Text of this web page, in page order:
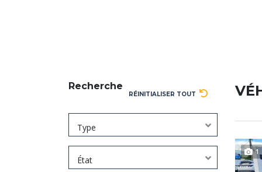
Recherche
RÉINITIALISER TOUT
Type
État
1